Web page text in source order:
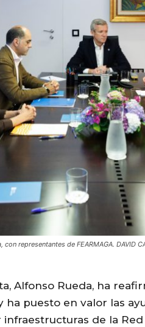
representantes de FEARMAGA. DAVID
Alfonso Rueda, ha
ha puesto en valor las
de la